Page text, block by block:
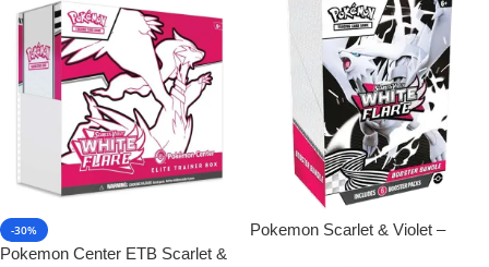
-30%
Pokemon Center ETB Scarlet &
Pokemon Scarlet & Violet –